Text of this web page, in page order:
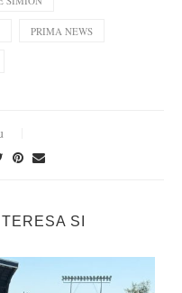
PRIMA NEWS
SI